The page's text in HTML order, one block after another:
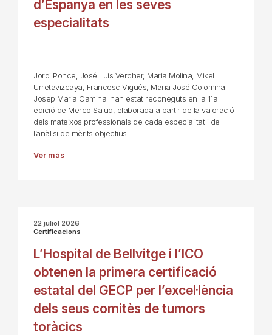
d’Espanya en les seves
especialitats
Jordi Ponce, José Luis Vercher, Maria Molina, Mikel
Urretavizcaya, Francesc Vigués, Maria José Colomina i
Josep Maria Caminal han estat reconeguts en la 11a
edició de Merco Salud, elaborada a partir de la valoració
dels mateixos professionals de cada especialitat i de
l’anàlisi de mèrits objectius.
Ver más
22 juliol 2026
Certificacions
L’Hospital de Bellvitge i l’ICO
obtenen la primera certificació
estatal del GECP per l’excel·lència
dels seus comitès de tumors
toràcics